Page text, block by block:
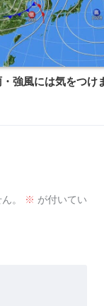
・強風には気をつけ
。 ※ が付いてい